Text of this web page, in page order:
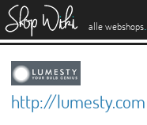
alle webshops.
http://lumesty.com